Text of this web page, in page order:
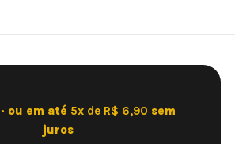
ou em até 5x de R$ 6,90 sem
juros